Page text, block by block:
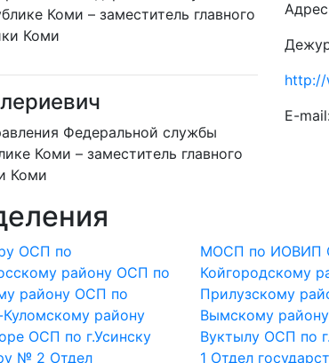
Коми – заместитель главного
Коми
Федеральной службы
Коми – заместитель главного
Коми
http://
E-
ОСП по
району ОСП по
району ОСП по
району
ОСП по г.Усинску
№ 2 Отдел
МОСП по ИОВИП
Койгородскому
Прилузскому
Вымскому району
Вуктылу ОСП по
1 Отдел